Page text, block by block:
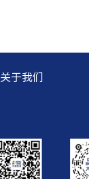
关于我们